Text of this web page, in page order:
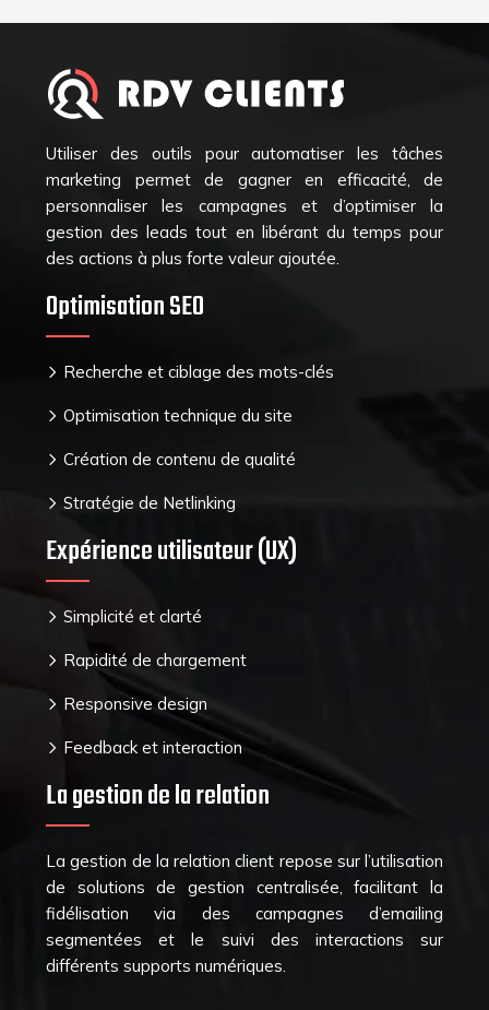
Utiliser des outils pour automatiser les tâches
marketing permet de gagner en efficacité, de
personnaliser les campagnes et d’optimiser la
gestion des leads tout en libérant du temps pour
des actions à plus forte valeur ajoutée.
Optimisation SEO
Recherche et ciblage des mots-clés
Optimisation technique du site
Création de contenu de qualité
Stratégie de Netlinking
Expérience utilisateur (UX)
Simplicité et clarté
Rapidité de chargement
Responsive design
Feedback et interaction
La gestion de la relation
La gestion de la relation client repose sur l’utilisation
de solutions de gestion centralisée, facilitant la
fidélisation via des campagnes d’emailing
segmentées et le suivi des interactions sur
différents supports numériques.